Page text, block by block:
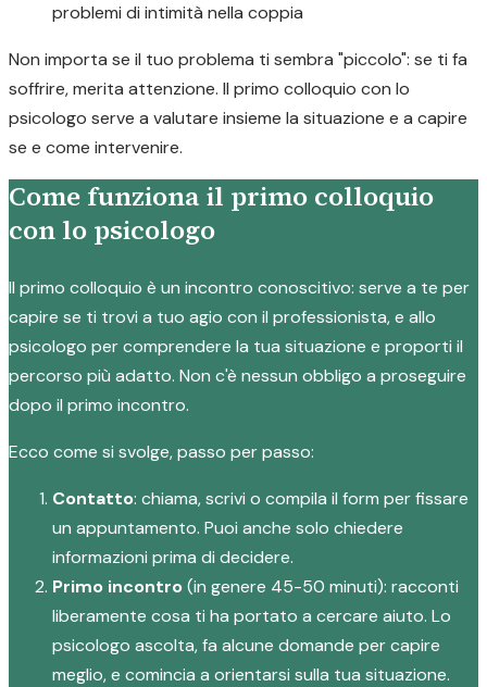
problemi di intimità nella coppia
Non importa se il tuo problema ti sembra "piccolo": se ti fa
soffrire, merita attenzione. Il primo colloquio con lo
psicologo serve a valutare insieme la situazione e a capire
se e come intervenire.
Come funziona il primo colloquio
con lo psicologo
Il primo colloquio è un incontro conoscitivo: serve a te per
capire se ti trovi a tuo agio con il professionista, e allo
psicologo per comprendere la tua situazione e proporti il
percorso più adatto. Non c'è nessun obbligo a proseguire
dopo il primo incontro.
Ecco come si svolge, passo per passo:
Contatto: chiama, scrivi o compila il form per fissare
un appuntamento. Puoi anche solo chiedere
informazioni prima di decidere.
Primo incontro(in genere 45-50 minuti): racconti
liberamente cosa ti ha portato a cercare aiuto. Lo
psicologo ascolta, fa alcune domande per capire
meglio, e comincia a orientarsi sulla tua situazione.